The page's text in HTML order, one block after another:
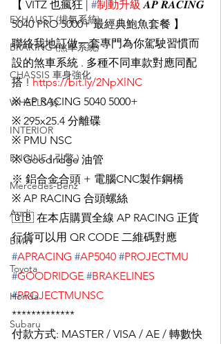
EXHAUST (排氣系統)
BRAKING (煞車系統)
CHASSIS 車身強化
WHEELS 鈴
INTERIOR
ENGINE ( 引擎 )
Mercedes-Benz
Audi
BMW
Toyota
Honda
Subaru
【 VITZ 也瘋狂 | #制動升級 𝑨𝑷 𝑹𝑨𝑪𝑰𝑵𝑮
5040 PRO 5000+ 最經典鮑魚套餐 】
聯絡我地訂做一套專門為你駕駛習慣而
設的煞車系統 . 多種不同車款對應同配
搭 ! https://bit.ly/2NpXlNC
※ AP RACING 5040 5000+
※ 295x25.4 分離碟
※ PMU NSC
※ Goodridge 油管
※ 鋁合金合頭 + 電腦CNC製作鋼橋
※ AP RACING 合頭螺絲
🇬🇧 在本店購買全線 AP RACING 正貨
行貨可以用 QR CODE 二維碼對應
#APRACING #AP5040 #PROJECTMU
#GOODRIDGE #BRAKELINES
#PROJECTMUNSC
*************
付款方式: MASTER / VISA / AE / 轉數快